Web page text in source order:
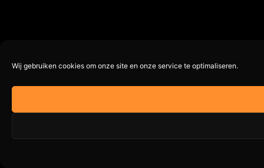
Wij gebruiken cookies om onze site en onze service te optimaliseren.